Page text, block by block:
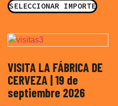
SELECCIONAR IMPORTE
VISITA LA FÁBRICA DE
CERVEZA | 19 de
septiembre 2026